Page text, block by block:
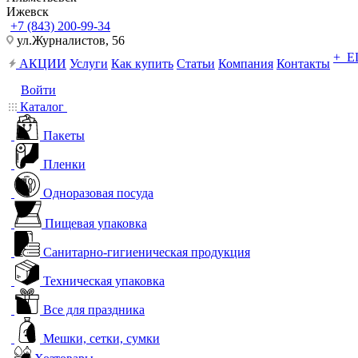
Ижевск
+7 (843) 200-99-34
ул.Журналистов, 56
АКЦИИ Услуги Как купить Статьи Компания Контакты +
Войти
Каталог
Пакеты
Пленки
Одноразовая посуда
Пищевая упаковка
Санитарно-гигиеническая продукция
Техническая упаковка
Все для праздника
Мешки, сетки, сумки